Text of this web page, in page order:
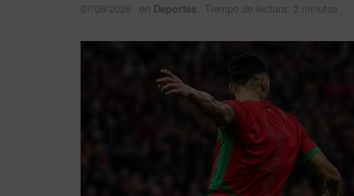
07/06/2026 en Deportes Tiempo de lectura: 2 minutos